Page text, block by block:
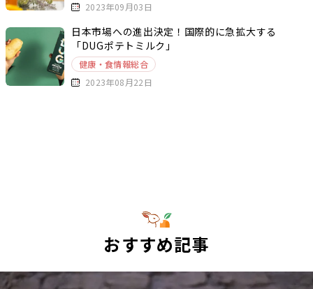
2023年09月03日
日本市場への進出決定！国際的に急拡大する
「DUGポテトミルク」
健康・食情報総合
2023年08月22日
おすすめ記事